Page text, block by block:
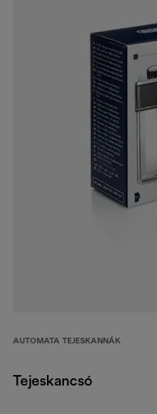
AUTOMATA TEJESKANNÁK
Tejeskancsó